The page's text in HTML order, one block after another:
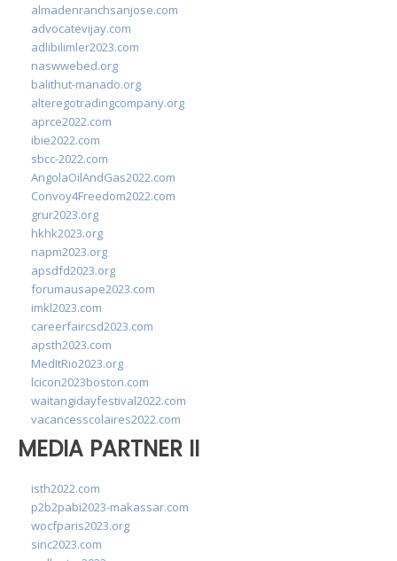
almadenranchsanjose.com
advocatevijay.com
adlibilimler2023.com
naswwebed.org
balithut-manado.org
alteregotradingcompany.org
aprce2022.com
ibie2022.com
sbcc-2022.com
AngolaOilAndGas2022.com
Convoy4Freedom2022.com
grur2023.org
hkhk2023.org
napm2023.org
apsdfd2023.org
forumausape2023.com
imkl2023.com
careerfaircsd2023.com
apsth2023.com
MedItRio2023.org
lcicon2023boston.com
waitangidayfestival2022.com
vacancesscolaires2022.com
MEDIA PARTNER II
isth2022.com
p2b2pabi2023-makassar.com
wocfparis2023.org
sinc2023.com